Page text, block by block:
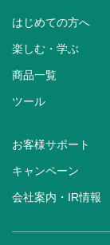
はじめての方へ
楽しむ・学ぶ
商品一覧
ツール
お客様サポート
キャンペーン
会社案内・IR情報